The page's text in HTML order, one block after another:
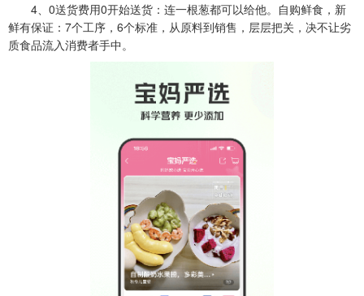
4、0送货费用0开始送货：连一根葱都可以给他。自购鲜食，新
鲜有保证：7个工序，6个标准，从原料到销售，层层把关，决不让劣
质食品流入消费者手中。